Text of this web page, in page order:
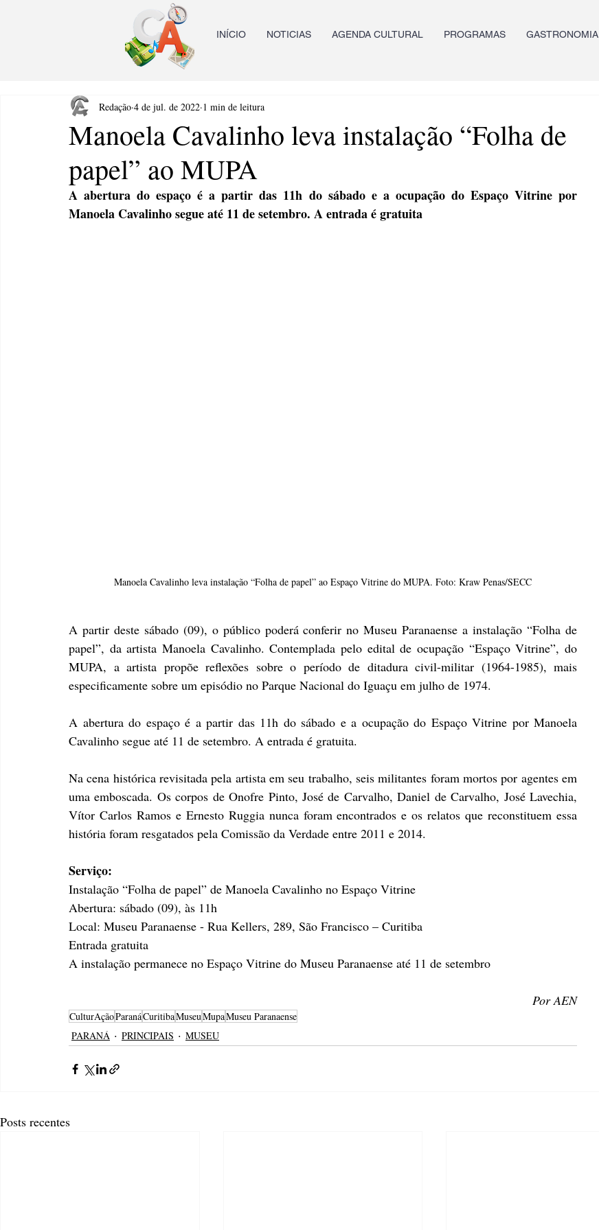
INÍCIO NOTICIAS AGENDA CULTURAL PROGRAMAS GASTRONOMIA
Manoela Cavalinho leva instalação “Folha de
papel” ao MUPA
Redação 4 de jul. de 2022 1 min de leitura
A abertura do espaço é a partir das 11h do sábado e a ocupação do Espaço Vitrine por
Manoela Cavalinho segue até 11 de setembro. A entrada é gratuita
Manoela Cavalinho leva instalação “Folha de papel” ao Espaço Vitrine do MUPA. Foto: Kraw Penas/SECC
A partir deste sábado (09), o público poderá conferir no Museu Paranaense a instalação “Folha de
papel”, da artista Manoela Cavalinho. Contemplada pelo edital de ocupação “Espaço Vitrine”, do
MUPA, a artista propõe reflexões sobre o período de ditadura civil-militar (1964-1985), mais
especificamente sobre um episódio no Parque Nacional do Iguaçu em julho de 1974.
A abertura do espaço é a partir das 11h do sábado e a ocupação do Espaço Vitrine por Manoela
Cavalinho segue até 11 de setembro. A entrada é gratuita.
Na cena histórica revisitada pela artista em seu trabalho, seis militantes foram mortos por agentes em
uma emboscada. Os corpos de Onofre Pinto, José de Carvalho, Daniel de Carvalho, José Lavechia,
Vítor Carlos Ramos e Ernesto Ruggia nunca foram encontrados e os relatos que reconstituem essa
história foram resgatados pela Comissão da Verdade entre 2011 e 2014.
Serviço:
Instalação “Folha de papel” de Manoela Cavalinho no Espaço Vitrine
Abertura: sábado (09), às 11h
Local: Museu Paranaense - Rua Kellers, 289, São Francisco – Curitiba
Entrada gratuita
A instalação permanece no Espaço Vitrine do Museu Paranaense até 11 de setembro
Por AEN
CulturAçãoParanáCuritibaMuseuMupaMuseu Paranaense
PARANÁ
PRINCIPAIS MUSEU
Posts recentes